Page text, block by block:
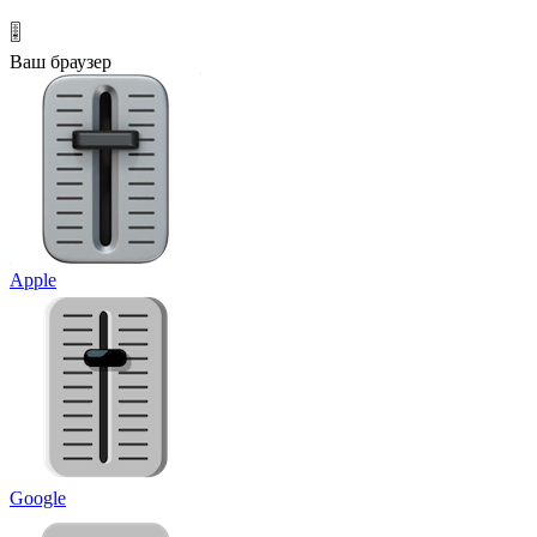
🎚️
Ваш браузер
Apple
Google